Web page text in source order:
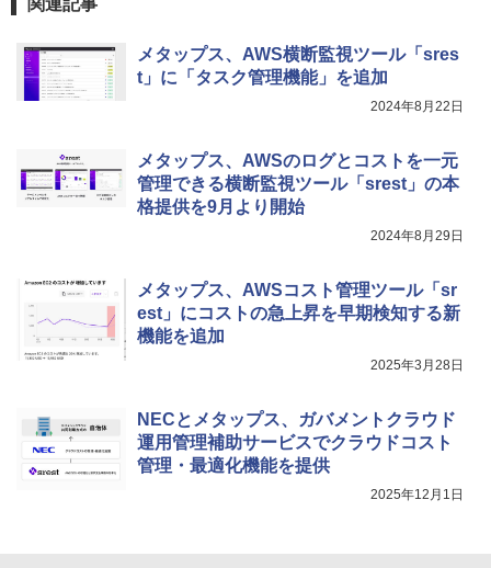
関連記事
メタップス、AWS横断監視ツール「sres
t」に「タスク管理機能」を追加
2024年8月22日
メタップス、AWSのログとコストを一元
管理できる横断監視ツール「srest」の本
格提供を9月より開始
2024年8月29日
メタップス、AWSコスト管理ツール「sr
est」にコストの急上昇を早期検知する新
機能を追加
2025年3月28日
NECとメタップス、ガバメントクラウド
運用管理補助サービスでクラウドコスト
管理・最適化機能を提供
2025年12月1日